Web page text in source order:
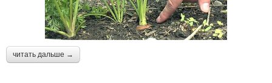
читать дальше →